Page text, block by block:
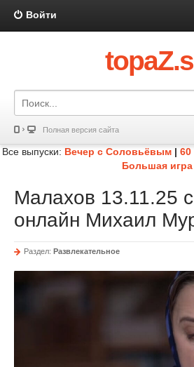
Войти
Полная версия сайта
Все выпуски: Вечер с Соловьёвым | 60
Большая игра
Малахов 13.11.25
онлайн Михаил
Раздел: Развлекательное